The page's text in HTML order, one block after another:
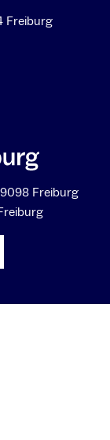
Freiburg
Freiburg